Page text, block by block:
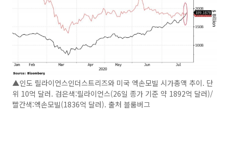
▲인도 릴라이언스인더스트리즈와 미국 엑손모빌 시가총액 추이. 단
위 10억 달러. 검은색:릴라이언스(26일 종가 기준 약 1892억 달러)/
빨간색:엑손모빌(1836억 달러). 출처 블룸버그